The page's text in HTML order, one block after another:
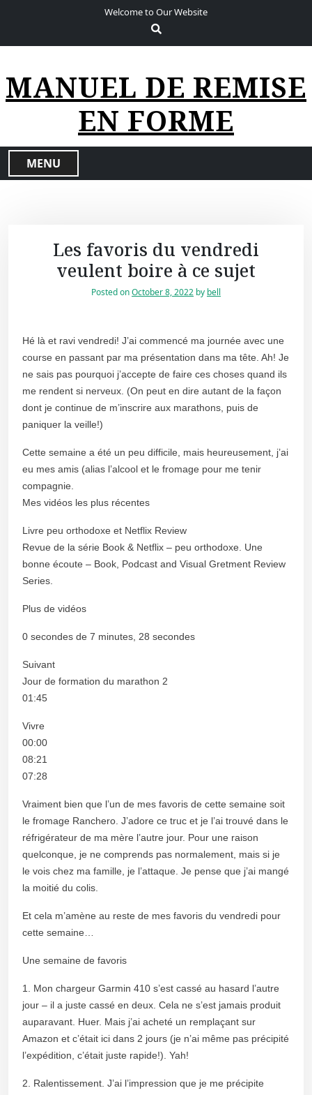
Welcome to Our Website
MANUEL DE REMISE
EN FORME
MENU
Les favoris du vendredi
veulent boire à ce sujet
Posted onOctober 8, 2022 by bell
Hé là et ravi vendredi! J’ai commencé ma journée avec une
course en passant par ma présentation dans ma tête. Ah! Je
ne sais pas pourquoi j’accepte de faire ces choses quand ils
me rendent si nerveux. (On peut en dire autant de la façon
dont je continue de m’inscrire aux marathons, puis de
paniquer la veille!)
Cette semaine a été un peu difficile, mais heureusement, j’ai
eu mes amis (alias l’alcool et le fromage pour me tenir
compagnie.
Mes vidéos les plus récentes
Livre peu orthodoxe et Netflix Review
Revue de la série Book & Netflix – peu orthodoxe. Une
bonne écoute – Book, Podcast and Visual Gretment Review
Series.
Plus de vidéos
0 secondes de 7 minutes, 28 secondes
Suivant
Jour de formation du marathon 2
01:45
Vivre
00:00
08:21
07:28
Vraiment bien que l’un de mes favoris de cette semaine soit
le fromage Ranchero. J’adore ce truc et je l’ai trouvé dans le
réfrigérateur de ma mère l’autre jour. Pour une raison
quelconque, je ne comprends pas normalement, mais si je
le vois chez ma famille, je l’attaque. Je pense que j’ai mangé
la moitié du colis.
Et cela m’amène au reste de mes favoris du vendredi pour
cette semaine…
Une semaine de favoris
1. Mon chargeur Garmin 410 s’est cassé au hasard l’autre
jour – il a juste cassé en deux. Cela ne s’est jamais produit
auparavant. Huer. Mais j’ai acheté un remplaçant sur
Amazon et c’était ici dans 2 jours (je n’ai même pas précipité
l’expédition, c’était juste rapide!). Yah!
2. Ralentissement. J’ai l’impression que je me précipite